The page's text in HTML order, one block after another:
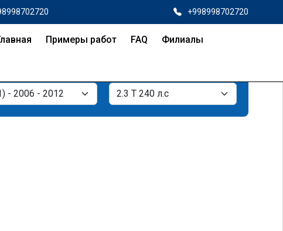
+998998702720
Примеры работ FAQ Филиалы